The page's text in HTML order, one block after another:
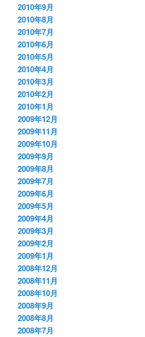
2010年9月
2010年8月
2010年7月
2010年6月
2010年5月
2010年4月
2010年3月
2010年2月
2010年1月
2009年12月
2009年11月
2009年10月
2009年9月
2009年8月
2009年7月
2009年6月
2009年5月
2009年4月
2009年3月
2009年2月
2009年1月
2008年12月
2008年11月
2008年10月
2008年9月
2008年8月
2008年7月